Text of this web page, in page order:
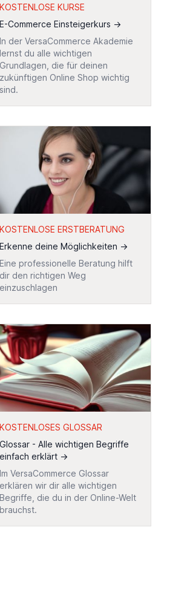
KOSTENLOSE KURSE
E-Commerce Einsteigerkurs →
In der VersaCommerce Akademie
lernst du alle wichtigen
Grundlagen, die für deinen
zukünftigen Online Shop wichtig
sind.
KOSTENLOSE ERSTBERATUNG
Erkenne deine Möglichkeiten →
Eine professionelle Beratung hilft
dir den richtigen Weg
einzuschlagen
KOSTENLOSES GLOSSAR
Glossar - Alle wichtigen Begriffe
einfach erklärt →
Im VersaCommerce Glossar
erklären wir dir alle wichtigen
Begriffe, die du in der Online-Welt
brauchst.